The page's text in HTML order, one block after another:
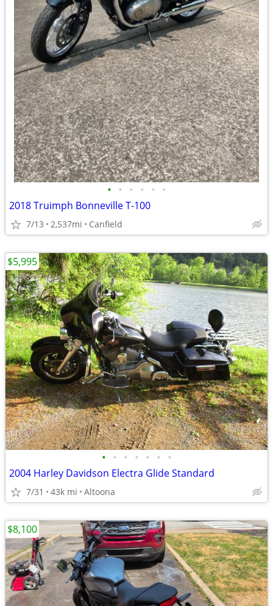
• • • • • •
2018 Truimph Bonneville T-100
7/13 2,537mi Canfield
• • • • • • •
2004 Harley Davidson Electra Glide Standard
7/31 43k mi Altoona
$5,995
$8,100